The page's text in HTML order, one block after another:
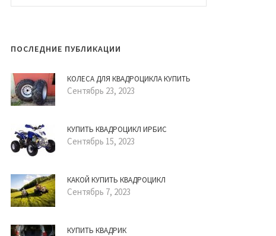
ПОСЛЕДНИЕ ПУБЛИКАЦИИ
КОЛЕСА ДЛЯ КВАДРОЦИКЛА КУПИТЬ
Сентябрь 23, 2023
КУПИТЬ КВАДРОЦИКЛ ИРБИС
Сентябрь 15, 2023
КАКОЙ КУПИТЬ КВАДРОЦИКЛ
Сентябрь 7, 2023
КУПИТЬ КВАДРИК